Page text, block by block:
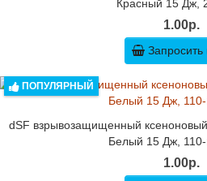
Красный 15 Дж,
1.00р.
Запросить
ПОПУЛЯРНЫЙ
dSF взрывозащищенный ксеноновый
Белый 15 Дж, 110-
1.00р.